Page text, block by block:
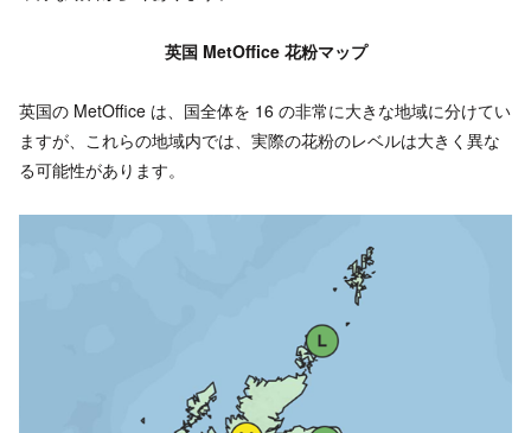
英国 MetOffice 花粉マップ
英国の MetOffice は、国全体を 16 の非常に大きな地域に分けてい
ますが、これらの地域内では、実際の花粉のレベルは大きく異な
る可能性があります。